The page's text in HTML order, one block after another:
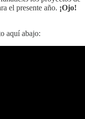
el presente año. ¡Ojo!
aquí abajo: